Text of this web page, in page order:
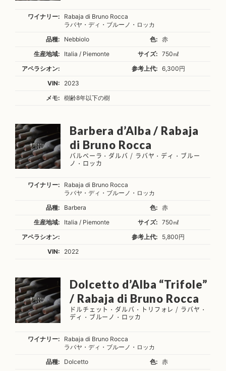
ワイナリー:
Rabaja di Bruno Rocca
ラバヤ・ディ・ブルーノ・ロッカ
品種:
Nebbiolo 色:
赤
生産地域:
Italia / Piemonte サイズ:
750㎖
アペラシオン:
参考上代:
6,300円
VIN:
2023
メモ:
樹齢8年以下の樹
Barbera d’Alba / Rabaja
di Bruno Rocca
バルベーラ・ダルバ / ラバヤ・ディ・ブルー
ノ・ロッカ
ワイナリー:
Rabaja di Bruno Rocca
ラバヤ・ディ・ブルーノ・ロッカ
品種:
Barbera 色:
赤
生産地域:
Italia / Piemonte サイズ:
750㎖
アペラシオン:
参考上代:
5,800円
VIN:
2022
Dolcetto d’Alba “Trifole”
/ Rabaja di Bruno Rocca
ドルチェット・ダルバ・トリフォレ / ラバヤ・
ディ・ブルーノ・ロッカ
ワイナリー:
Rabaja di Bruno Rocca
ラバヤ・ディ・ブルーノ・ロッカ
品種:
Dolcetto 色:
赤